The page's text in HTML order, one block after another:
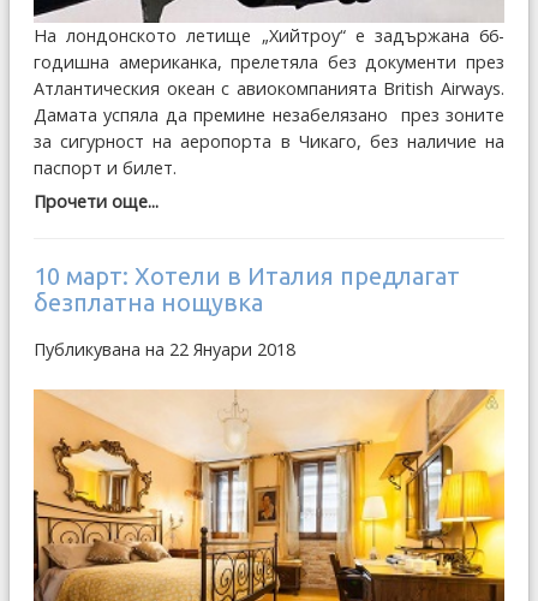
На лондонското летище „Хийтроу“ е задържана 66-
годишна американка, прелетяла без документи през
Атлантическия океан с авиокомпанията British Airways.
Дамата успяла да премине незабелязано през зоните
за сигурност на аеропорта в Чикаго, без наличие на
паспорт и билет.
Прочети още...
10 март: Хотели в Италия предлагат
безплатна нощувка
Публикувана на 22 Януари 2018